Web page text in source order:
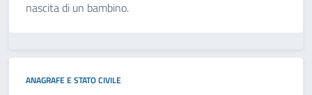
nascita di un bambino.
ANAGRAFE E STATO CIVILE